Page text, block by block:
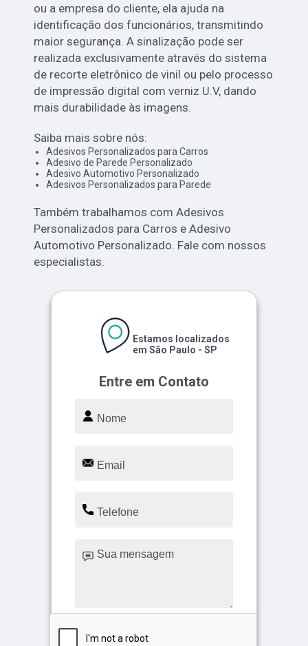
ou a empresa do cliente, ela ajuda na
identificação dos funcionários, transmitindo
maior segurança. A sinalização pode ser
realizada exclusivamente através do sistema
de recorte eletrônico de vinil ou pelo processo
de impressão digital com verniz U.V, dando
mais durabilidade às imagens.
Saiba mais sobre nós:
Adesivos Personalizados para Carros
Adesivo de Parede Personalizado
Adesivo Automotivo Personalizado
Adesivos Personalizados para Parede
Também trabalhamos com Adesivos
Personalizados para Carros e Adesivo
Automotivo Personalizado. Fale com nossos
especialistas.
Entre em Contato
Estamos localizados
em São Paulo - SP